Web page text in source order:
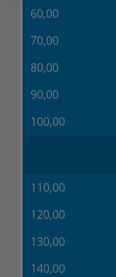
60,00
70,00
80,00
90,00
100,00
110,00
120,00
130,00
140,00